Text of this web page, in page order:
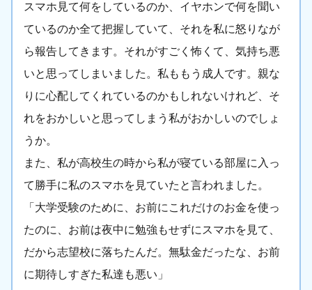
スマホ見て何をしているのか、イヤホンで何を聞い
ているのか全て把握していて、それを私に怒りなが
ら報告してきます。それがすごく怖くて、気持ち悪
いと思ってしまいました。私ももう成人です。親な
りに心配してくれているのかもしれないけれど、そ
れをおかしいと思ってしまう私がおかしいのでしょ
うか。
また、私が高校生の時から私が寝ている部屋に入っ
て勝手に私のスマホを見ていたと言われました。
「大学受験のために、お前にこれだけのお金を使っ
たのに、お前は夜中に勉強もせずにスマホを見て、
だから志望校に落ちたんだ。無駄金だったな、お前
に期待しすぎた私達も悪い」